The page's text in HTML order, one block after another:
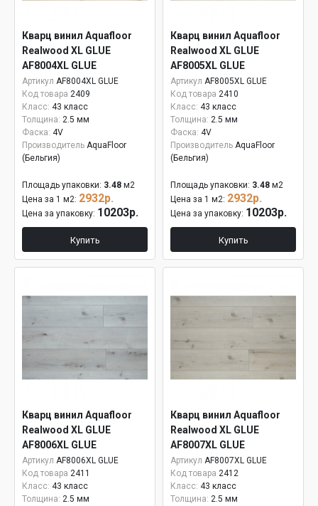
Кварц винил Aquafloor
Realwood XL GLUE
AF8004XL GLUE
Артикул AF8004XL GLUE
Код товара 2409
Класс: 43 класс
Толщина: 2.5 мм
Фаска: 4V
Производитель AquaFloor
(Бельгия)
Площадь упаковки: 3.48 м2
Цена за 1 м2: 2932р.
Цена за упаковку: 10203р.
Купить
Кварц винил Aquafloor
Realwood XL GLUE
AF8005XL GLUE
Артикул AF8005XL GLUE
Код товара 2410
Класс: 43 класс
Толщина: 2.5 мм
Фаска: 4V
Производитель AquaFloor
(Бельгия)
Площадь упаковки: 3.48 м2
Цена за 1 м2: 2932р.
Цена за упаковку: 10203р.
Купить
Кварц винил Aquafloor
Realwood XL GLUE
AF8006XL GLUE
Артикул AF8006XL GLUE
Код товара 2411
Класс: 43 класс
Толщина: 2.5 мм
Кварц винил Aquafloor
Realwood XL GLUE
AF8007XL GLUE
Артикул AF8007XL GLUE
Код товара 2412
Класс: 43 класс
Толщина: 2.5 мм